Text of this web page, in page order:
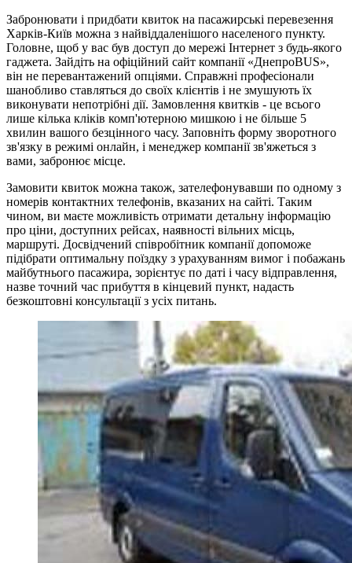
Забронювати і придбати квиток на пасажирські перевезення
Харків-Київ можна з найвіддаленішого населеного пункту.
Головне, щоб у вас був доступ до мережі Інтернет з будь-якого
гаджета. Зайдіть на офіційний сайт компанії «ДнепроBUS»,
він не перевантажений опціями. Справжні професіонали
шанобливо ставляться до своїх клієнтів і не змушують їх
виконувати непотрібні дії. Замовлення квитків - це всього
лише кілька кліків комп'ютерною мишкою і не більше 5
хвилин вашого безцінного часу. Заповніть форму зворотного
зв'язку в режимі онлайн, і менеджер компанії зв'яжеться з
вами, забронює місце.
Замовити квиток можна також, зателефонувавши по одному з
номерів контактних телефонів, вказаних на сайті. Таким
чином, ви маєте можливість отримати детальну інформацію
про ціни, доступних рейсах, наявності вільних місць,
маршруті. Досвідчений співробітник компанії допоможе
підібрати оптимальну поїздку з урахуванням вимог і побажань
майбутнього пасажира, зорієнтує по даті і часу відправлення,
назве точний час прибуття в кінцевий пункт, надасть
безкоштовні консультації з усіх питань.